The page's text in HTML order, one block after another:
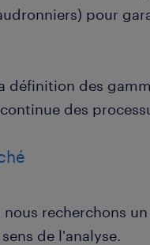
pour
définition des
des
nous recherchons
de l'analyse.